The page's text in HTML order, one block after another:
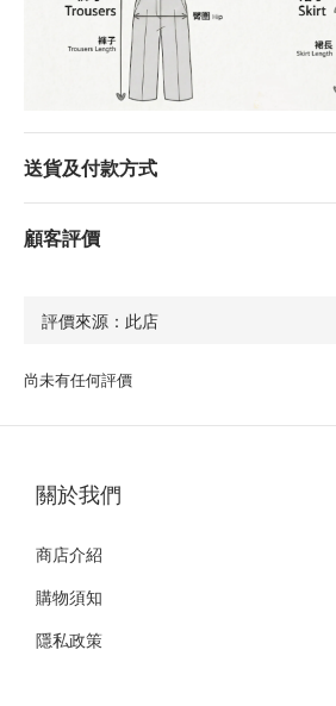
送貨及付款方式
顧客評價
尚未有任何評價
關於我們
商店介紹
購物須知
隱私政策